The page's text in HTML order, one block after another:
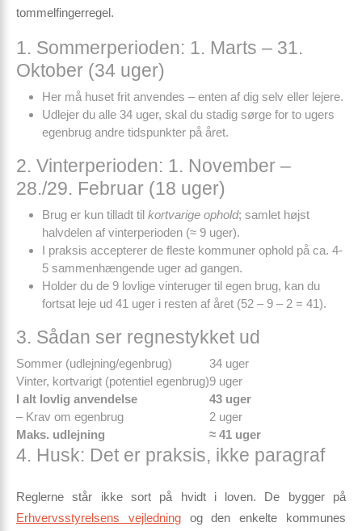
tommelfingerregel.
1. Sommerperioden: 1. Marts – 31.
Oktober (34 uger)
Her må huset frit anvendes – enten af dig selv eller lejere.
Udlejer du alle 34 uger, skal du stadig sørge for to ugers
egenbrug andre tidspunkter på året.
2. Vinterperioden: 1. November –
28./29. Februar (18 uger)
Brug er kun tilladt til kortvarige ophold; samlet højst
halvdelen af vinterperioden (≈ 9 uger).
I praksis accepterer de fleste kommuner ophold på ca. 4-
5 sammenhængende uger ad gangen.
Holder du de 9 lovlige vinteruger til egen brug, kan du
fortsat leje ud 41 uger i resten af året (52 – 9 – 2 = 41).
3. Sådan ser regnestykket ud
Sommer (udlejning/egenbrug)
34 uger
Vinter, kortvarigt (potentiel egenbrug)9 uger
I alt lovlig anvendelse
43 uger
– Krav om egenbrug
2 uger
Maks. udlejning
≈ 41 uger
4. Husk: Det er praksis, ikke paragraf
Reglerne står ikke sort på hvidt i loven. De bygger på
Erhvervsstyrelsens vejledningog den enkelte kommunes